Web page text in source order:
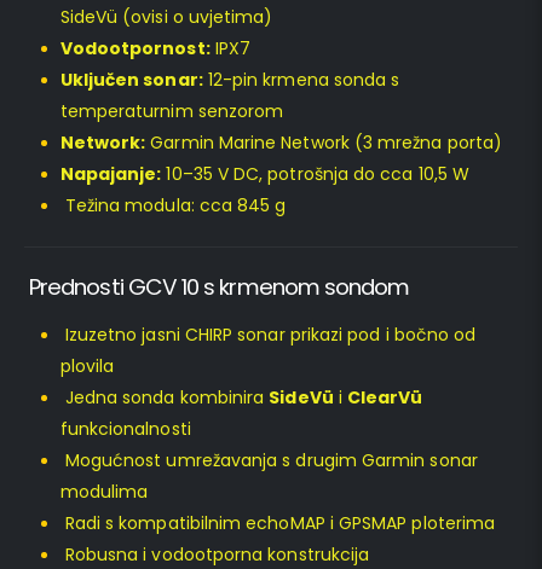
SideVü (ovisi o uvjetima)
Vodootpornost:IPX7
Uključen sonar:12-pin krmena sonda s
temperaturnim senzorom
Network: Garmin Marine Network (3 mrežna porta)
Napajanje: 10–35 V DC, potrošnja do cca 10,5 W
Težina modula: cca 845 g
Prednosti GCV 10 s krmenom sondom
Izuzetno jasni CHIRP sonar prikazi pod i bočno od
plovila
Jedna sonda kombinira SideVü i ClearVü
funkcionalnosti
Mogućnost umrežavanja s drugim Garmin sonar
modulima
Radi s kompatibilnim echoMAP i GPSMAP ploterima
Robusna i vodootporna konstrukcija